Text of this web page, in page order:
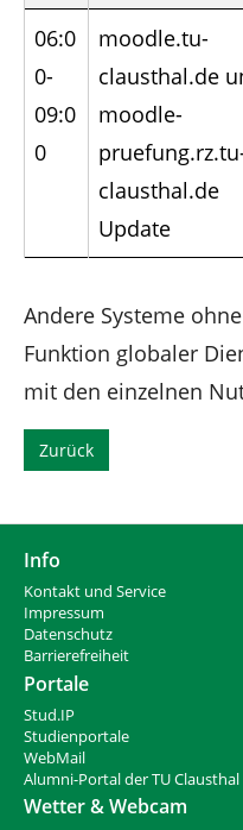
06:0
0-
09:0
0
moodle.tu-
clausthal.de
moodle-
clausthal.de
Update
Andere Systeme
Funktion globaler
mit den einzelnen
Zurück
Info
Kontakt und Service
Impressum
Datenschutz
Barrierefreiheit
Portale
Stud.IP
Studienportale
WebMail
Alumni-Portal der TU Clausthal
Wetter & Webcam